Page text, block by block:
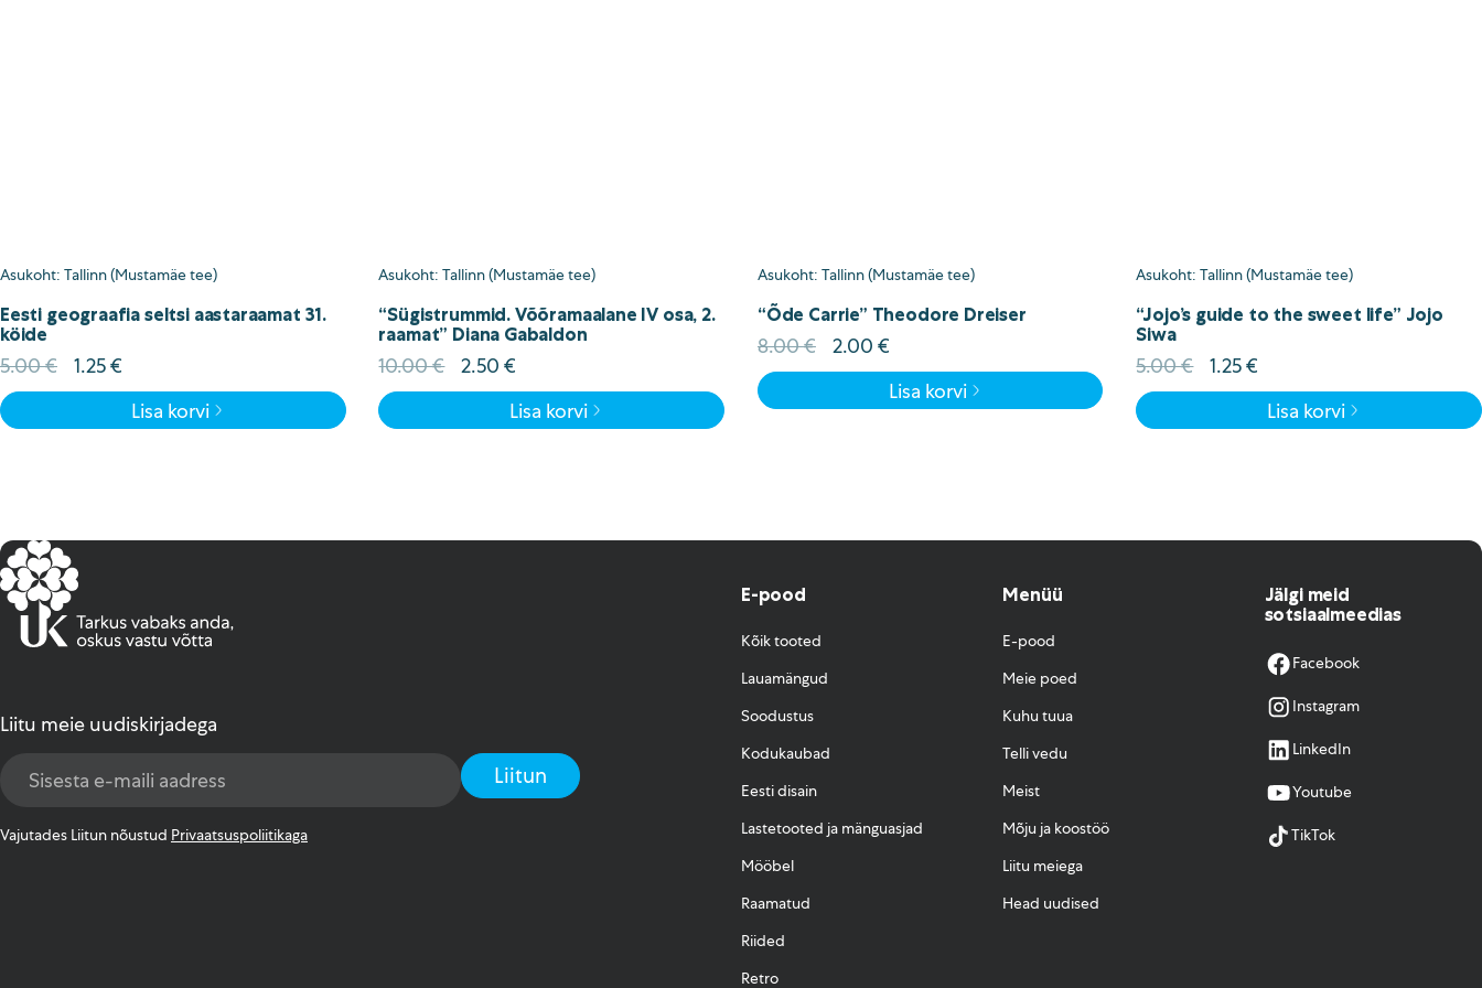
Asukoht: Tallinn (Mustamäe tee)
Eesti geograafia seltsi aastaraamat 31.
köide
5.00€
Algne
hind
1.25€
price
is:
Lisa korvi
Asukoht: Tallinn (Mustamäe tee)
“Sügistrummid. Võõramaalane IV osa, 2.
raamat” Diana Gabaldon
10.00€
Algne
hind
2.50€
price
is:
Lisa korvi
Asukoht: Tallinn (Mustamäe tee)
“Õde Carrie” Theodore Dreiser
8.00€
Algne
hind
2.00 €Current
price
is:
Lisa korvi
Asukoht: Tallinn (Mustamäe tee)
“Jojo’s guide to the sweet life” Jojo
Siwa
5.00€
Algne
hind
1.25€
price
is:
Lisa korvi
Liitu meie uudiskirjadega
Address
Vajutades Liitun nõustud Privaatsuspoliitikaga
E-pood
Kõik tooted
Lauamängud
Soodustus
Kodukaubad
Eesti disain
Lastetooted ja mänguasjad
Mööbel
Raamatud
Riided
Retro
Menüü
E-pood
Meie poed
Kuhu tuua
Telli vedu
Meist
Mõju ja koostöö
Liitu meiega
Head uudised
Jälgi meid
sotsiaalmeedias
Facebook
Instagram
LinkedIn
Youtube
TikTok